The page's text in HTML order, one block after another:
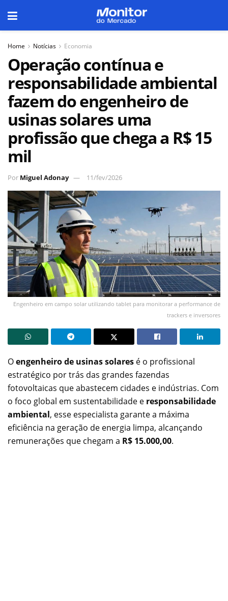
Home Notícias Economia
Operação contínua e
responsabilidade ambiental
fazem do engenheiro de
usinas solares uma
profissão que chega a R$ 15
mil
Por Miguel Adonay 11/fev/2026
Engenheiro em campo solar utilizando tablet para monitorar a performance de
trackers e inversores
Oengenheiro de usinas solares é o profissional
estratégico por trás das grandes fazendas
fotovoltaicas que abastecem cidades e indústrias. Com
o foco global em sustentabilidade e responsabilidade
ambiental, esse especialista garante a máxima
eficiência na geração de energia limpa, alcançando
remunerações que chegam a R$ 15.000,00.